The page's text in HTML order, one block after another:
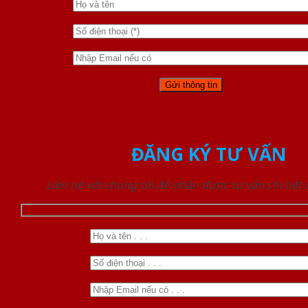
ĐĂNG KÝ TƯ VẤN
Liên hệ với chúng tôi để nhận được tư vấn chi tiết